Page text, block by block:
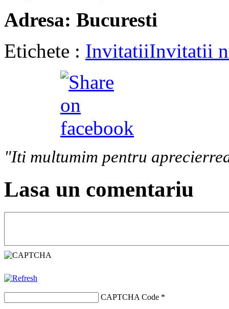
Adresa: Bucuresti
Etichete : InvitatiiInvitatii
"Iti multumim pentru
Lasa un comentariu
CAPTCHA Code *